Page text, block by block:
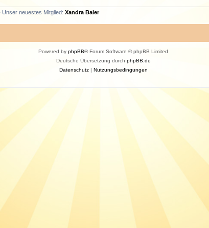
Unser neuestes Mitglied: Xandra Baier
Powered by phpBB® Forum Software © phpBB Limited
Deutsche Übersetzung durch phpBB.de
Datenschutz| Nutzungsbedingungen